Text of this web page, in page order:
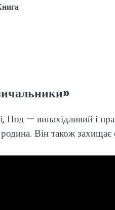
Под — винахідливий і
Він також захищає